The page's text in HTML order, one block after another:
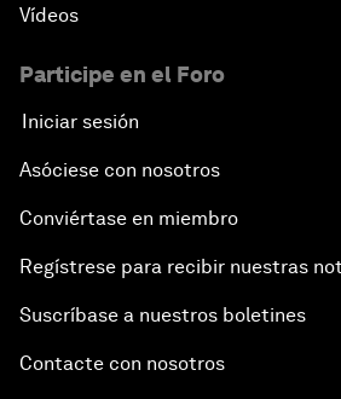
Vídeos
Participe en el Foro
Iniciar sesión
Asóciese con nosotros
Conviértase en miembro
Regístrese para recibir nuestras
Suscríbase a nuestros boletines
Contacte con nosotros